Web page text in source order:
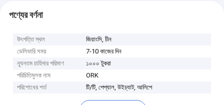
পণ্যের বর্ণনা
উৎপত্তি স্থল
জিয়াংসি, চীন
ডেলিভারি সময়
7-10 কাজের দিন
ন্যূনতম চাহিদার পরিমাণ
১০০০ টুকরা
পরিচিতিমুলক নাম
ORK
পরিশোধের শর্ত
টি/টি, পেপ্যাল, উইচ্যাট, আলিপে